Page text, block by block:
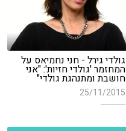
גולדי גירל - חני נחמיאס על
המחזמר 'גולדי חזיות': "אני
חושבת ומתנהגת גולדי"
25/11/2015